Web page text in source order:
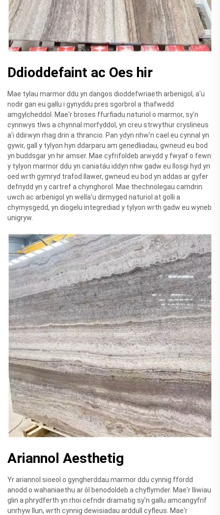
Ddioddefaint ac Oes hir
Mae tylau marmor ddu yn dangos dioddefwriaeth arbenigol, a'u
nodir gan eu gallu i gynyddu pres sgorbrol a thafwedd
amgylcheddol. Mae'r broses ffurfiadu naturiol o marmor, sy'n
cynnwys tlws a chynnal morfyddol, yn creu strwythur cryslineus
a'i ddirwyn rhag drin a thrancio. Pan ydyn nhw'n cael eu cynnal yn
gywir, gall y tylyon hyn ddarparu am genedliadau, gwneud eu bod
yn buddsgar yn hir amser. Mae cyfrifoldeb arwydd y fwyaf o fewn
y tylyon marmor ddu yn caniatáu iddyn nhw gadw eu llosgi hyd yn
oed wrth gymryd trafod llawer, gwneud eu bod yn addas ar gyfer
defnydd yn y cartref a chynghorol. Mae thechnolegau camdrin
uwch ac arbenigol yn wella'u dirmyged naturiol at golli a
chymysgedd, yn diogelu integrediad y tylyon wrth gadw eu wyneb
unigryw.
Ariannol Aesthetig
Yr ariannol sioeol o gyngherddau marmor ddu cynnig ffordd
anodd o wahaniaethu ar ôl benodoldeb a chyflymder. Mae'r lliwiau
glin a phrydferth yn rhoi cefndir dramatig sy'n gallu amcangyfrif
unrhyw llun, wrth cynnig dewisiadau arddull cyfleus. Mae'r